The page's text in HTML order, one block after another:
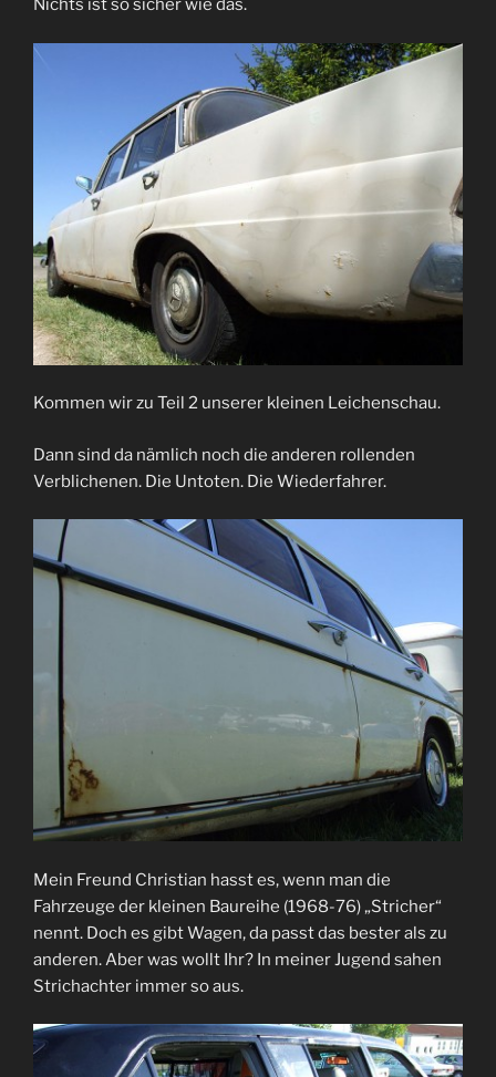
Nichts ist so sicher wie das.
Kommen wir zu Teil 2 unserer kleinen Leichenschau.
Dann sind da nämlich noch die anderen rollenden
Verblichenen. Die Untoten. Die Wiederfahrer.
Mein Freund Christian hasst es, wenn man die
Fahrzeuge der kleinen Baureihe (1968-76) „Stricher“
nennt. Doch es gibt Wagen, da passt das bester als zu
anderen. Aber was wollt Ihr? In meiner Jugend sahen
Strichachter immer so aus.